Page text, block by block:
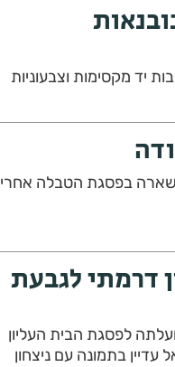
יד מקסימות וצבעוניות
בפסגת הטבלה אחרי
דרמתי לגבעת
לפסגת הבית העליון
בתמונה עם ניצחון